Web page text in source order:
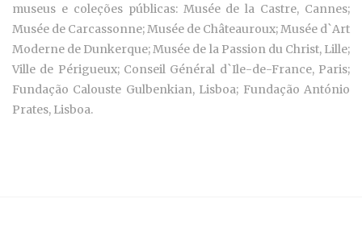
museus e coleções públicas: Musée de la Castre, Cannes;
Musée de Carcassonne; Musée de Châteauroux; Musée d`Art
Moderne de Dunkerque; Musée de la Passion du Christ, Lille;
Ville de Périgueux; Conseil Général d`Ile-de-France, Paris;
Fundação Calouste Gulbenkian, Lisboa; Fundação António
Prates, Lisboa.